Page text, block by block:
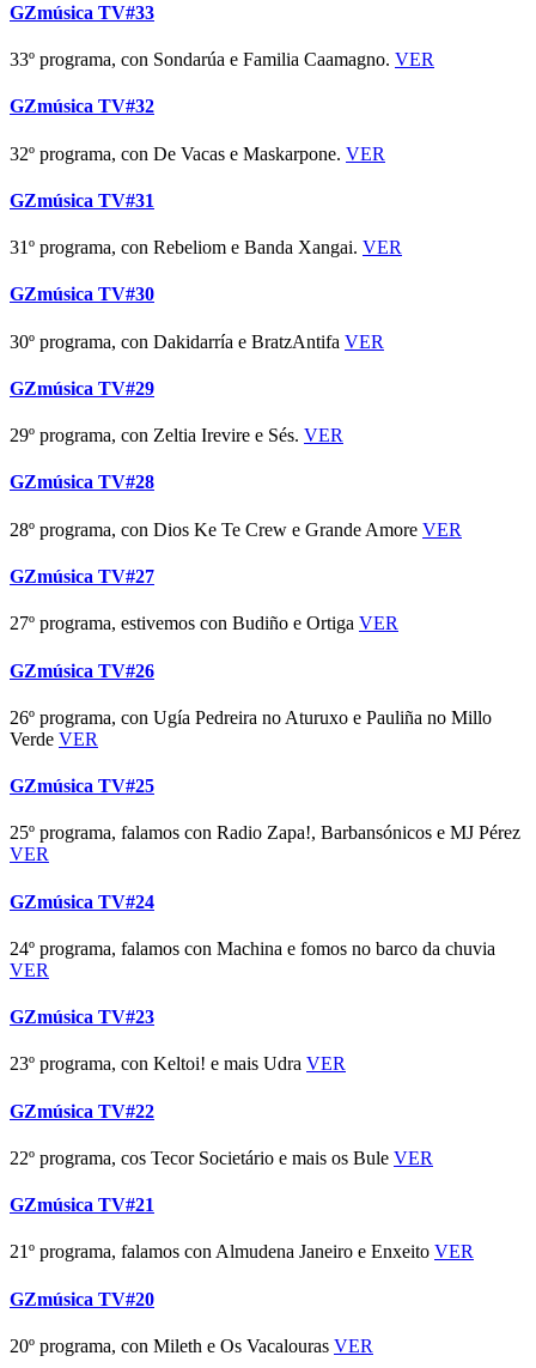
GZmúsica TV#33
33º programa, con Sondarúa e Familia Caamagno. VER
GZmúsica TV#32
32º programa, con De Vacas e Maskarpone. VER
GZmúsica TV#31
31º programa, con Rebeliom e Banda Xangai. VER
GZmúsica TV#30
30º programa, con Dakidarría e BratzAntifa VER
GZmúsica TV#29
29º programa, con Zeltia Irevire e Sés. VER
GZmúsica TV#28
28º programa, con Dios Ke Te Crew e Grande Amore VER
GZmúsica TV#27
27º programa, estivemos con Budiño e Ortiga VER
GZmúsica TV#26
26º programa, con Ugía Pedreira no Aturuxo e Pauliña no Millo
Verde VER
GZmúsica TV#25
25º programa, falamos con Radio Zapa!, Barbansónicos e MJ Pérez
VER
GZmúsica TV#24
24º programa, falamos con Machina e fomos no barco da chuvia
VER
GZmúsica TV#23
23º programa, con Keltoi! e mais Udra VER
GZmúsica TV#22
22º programa, cos Tecor Societário e mais os Bule VER
GZmúsica TV#21
21º programa, falamos con Almudena Janeiro e Enxeito VER
GZmúsica TV#20
20º programa, con Mileth e Os Vacalouras VER